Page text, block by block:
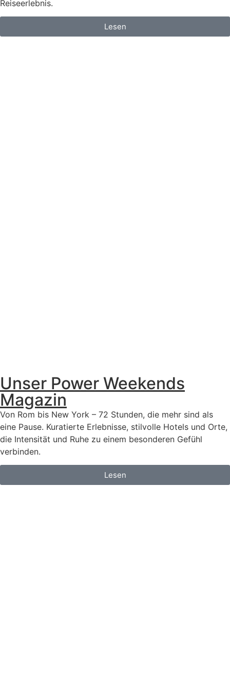
Reiseerlebnis.
Lesen
Unser Power Weekends
Magazin
Von Rom bis New York – 72 Stunden, die mehr sind als
eine Pause. Kuratierte Erlebnisse, stilvolle Hotels und Orte,
die Intensität und Ruhe zu einem besonderen Gefühl
verbinden.
Lesen